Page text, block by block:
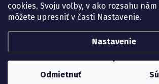
cookies. Svoju voľby, v ako rozsahu
môžete upresniť v časti Nastavenie.
Nastavenie
Odmietnuť
lekarenadonai/
Upraviť nastavenie cookies